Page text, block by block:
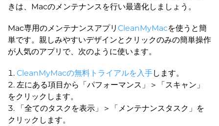
きは、Macのメンテナンスを行い最適化しましょう。
Mac専用のメンテナンスアプリ CleanMyMacを使うと簡
単です。親しみやすいデザインとクリックのみの簡単操作
が人気のアプリで、次のように使います。
CleanMyMacの無料トライアルを入手します。
左にある項目から「パフォーマンス」＞「スキャン」
をクリックします。
「全てのタスクを表示」＞「メンテナンスタスク」を
クリックします。